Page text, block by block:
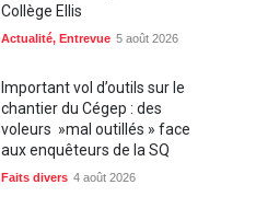
Collège Ellis
Actualité, Entrevue 5 août 2026
Important vol d’outils sur le
chantier du Cégep : des
voleurs »mal outillés » face
aux enquêteurs de la SQ
Faits divers 4 août 2026